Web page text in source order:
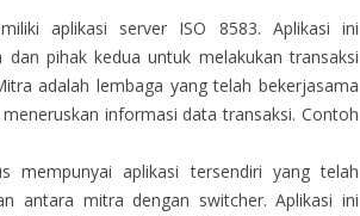
aplikasi server ISO 8583. Aplikasi ini
pihak kedua untuk melakukan transaksi
adalah lembaga yang telah bekerjasama
informasi data transaksi. Contoh
mempunyai aplikasi tersendiri yang telah
antara mitra dengan switcher. Aplikasi ini